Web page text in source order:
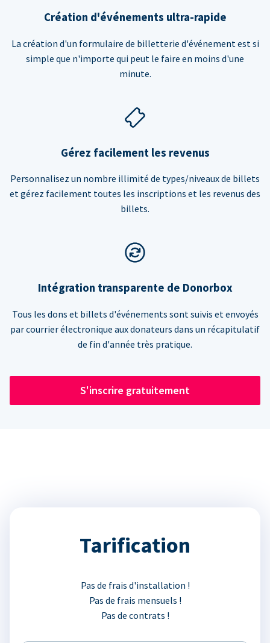
Création d'événements ultra-rapide
La création d'un formulaire de billetterie d'événement est si
simple que n'importe qui peut le faire en moins d'une
minute.
Gérez facilement les revenus
Personnalisez un nombre illimité de types/niveaux de billets
et gérez facilement toutes les inscriptions et les revenus des
billets.
Intégration transparente de Donorbox
Tous les dons et billets d'événements sont suivis et envoyés
par courrier électronique aux donateurs dans un récapitulatif
de fin d'année très pratique.
S'inscrire gratuitement
Tarification
Pas de frais d'installation !
Pas de frais mensuels !
Pas de contrats !